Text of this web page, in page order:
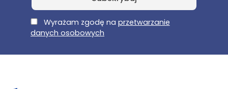
E-MailWyrażam zgodę na przetwarzanie
danych osobowych